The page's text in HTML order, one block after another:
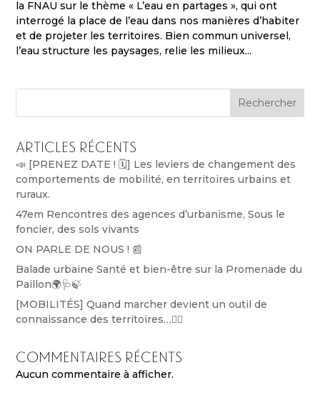
la FNAU sur le thème « L’eau en partages », qui ont
interrogé la place de l’eau dans nos manières d’habiter
et de projeter les territoires. Bien commun universel,
l’eau structure les paysages, relie les milieux...
Rechercher
Articles récents
📣 [PRENEZ DATE ! 🗓️] Les leviers de changement des
comportements de mobilité, en territoires urbains et
ruraux.
47em Rencontres des agences d’urbanisme, Sous le
foncier, des sols vivants
ON PARLE DE NOUS ! 📰
Balade urbaine Santé et bien-être sur la Promenade du
Paillon🌍🩺🍃
[MOBILITÉS] Quand marcher devient un outil de
connaissance des territoires…🚶‍♀️
Commentaires récents
Aucun commentaire à afficher.